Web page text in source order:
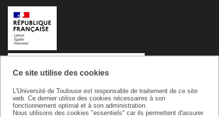
Ce site utilise des cookies
L'Université de Toulouse est responsable de traitement de ce site
web. Ce dernier utilise des cookies nécessaires à son
fonctionnement optimal et à son administration.
Nous utilisons des cookies "essentiels" car ils permettent d'assurer